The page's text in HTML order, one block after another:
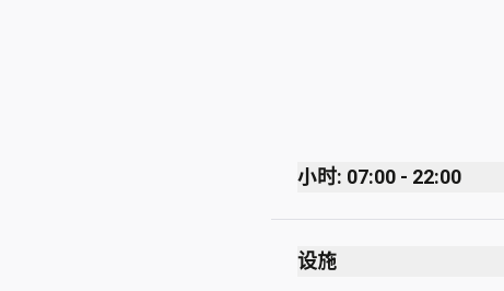
小时: 07:00 - 22:00
Monday
Tuesday
设施